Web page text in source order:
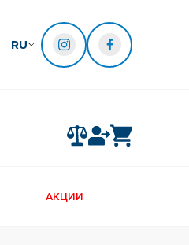
RU
АКЦИИ